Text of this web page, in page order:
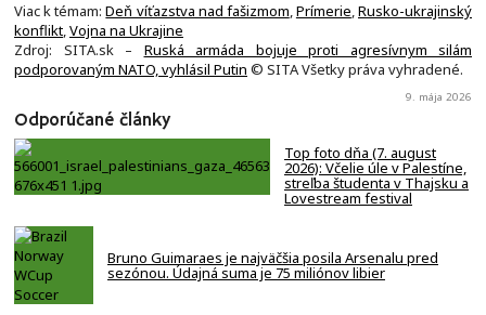
Viac k témam:Deň víťazstva nad fašizmom,Prímerie,Rusko-ukrajinský
konflikt,Vojna na Ukrajine
Zdroj: SITA.sk – Ruská armáda bojuje proti agresívnym silám
podporovaným NATO, vyhlásil Putin © SITA Všetky práva vyhradené.
9. mája 2026
Odporúčané články
Top foto dňa (7. august
2026): Včelie úle v Palestíne,
streľba študenta v Thajsku a
Lovestream festival
Bruno Guimaraes je najväčšia posila Arsenalu pred
sezónou. Údajná suma je 75 miliónov libier